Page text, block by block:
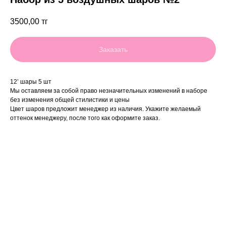
3500,00 тг
Заказать
12’ шары 5 шт
Мы оставляем за собой право незначительных изменений в наборе
без изменения общей стилистики и цены
Цвет шаров предложит менеджер из наличия. Укажите желаемый
оттенок менеджеру, после того как оформите заказ.